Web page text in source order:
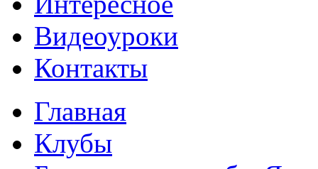
Видеоуроки
Контакты
Главная
Клубы